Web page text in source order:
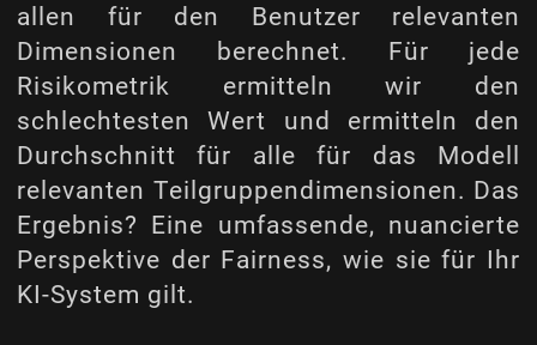
allen für den Benutzer relevanten
Dimensionen berechnet. Für jede
Risikometrik ermitteln wir den
schlechtesten Wert und ermitteln den
Durchschnitt für alle für das Modell
relevanten Teilgruppendimensionen. Das
Ergebnis? Eine umfassende, nuancierte
Perspektive der Fairness, wie sie für Ihr
KI-System gilt.